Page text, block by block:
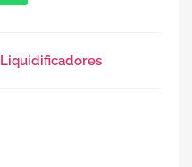
Liquidificadores